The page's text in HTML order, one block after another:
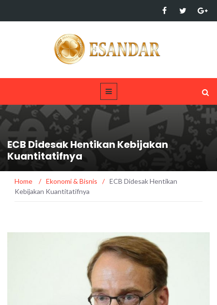
ECB Didesak Hentikan Kebijakan
Kuantitatifnya
Home / Ekonomi & Bisnis / ECB Didesak Hentikan
Kebijakan Kuantitatifnya